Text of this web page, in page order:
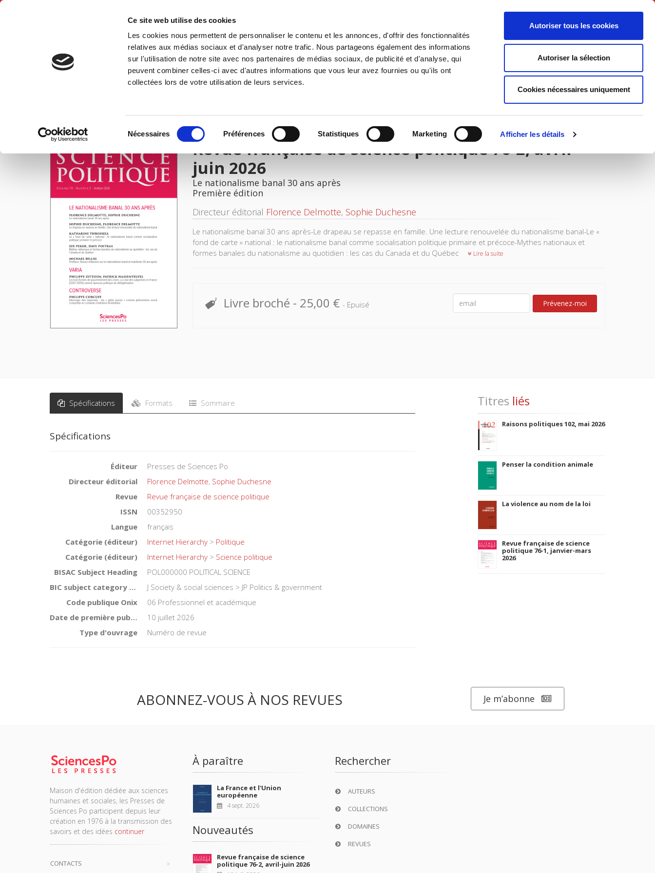
Ce site web utilise des cookies
Les cookies nous permettent de personnaliser le contenu et les annonces, d'offrir des fonctionnalités
relatives aux médias sociaux et d'analyser notre trafic. Nous partageons également des informations
sur l'utilisation de notre site avec nos partenaires de médias sociaux, de publicité et d'analyse, qui
peuvent combiner celles-ci avec d'autres informations que vous leur avez fournies ou qu'ils ont
collectées lors de votre utilisation de leurs services.
Nécessaires Préférences Statistiques Marketing Afficher les détails
Autoriser tous les cookies
Autoriser la sélection
Cookies nécessaires uniquement
Français
Accueil Environnement Histoire International Politique Société
Accueil Revue française de science politique 76-2, avril-juin 2026
Revue française de science politique 76-2, avril-
juin 2026
Le nationalisme banal 30 ans après
Première édition
Directeur éditorial Florence Delmotte, Sophie Duchesne
Le nationalisme banal 30 ans après-Le drapeau se repasse en famille. Une lecture renouvelée du nationalisme banal-Le «
fond de carte » national : le nationalisme banal comme socialisation politique primaire et précoce-Mythes nationaux et
formes banales du nationalisme au quotidien : les cas du Canada et du Québec
Lire la suite
Livre broché - 25,00 € - Epuisé Prévenez-moi
Spécifications Formats Sommaire
Spécifications
Éditeur
Presses de Sciences Po
Directeur éditorial
Florence Delmotte, Sophie Duchesne
Revue
Revue française de science politique
ISSN
00352950
Langue
français
Catégorie (éditeur)
Internet Hierarchy > Politique
Catégorie (éditeur)
Internet Hierarchy > Science politique
BISAC Subject Heading
POL000000 POLITICAL SCIENCE
BIC subject category (UK)
J Society & social sciences > JP Politics & government
Code publique Onix
06 Professionnel et académique
Date de première publication du titre
10 juillet 2026
Type d'ouvrage
Numéro de revue
Titres liés
Raisons politiques 102, mai 2026
Penser la condition animale
La violence au nom de la loi
Revue française de science
politique 76-1, janvier-mars
2026
ABONNEZ-VOUS À NOS REVUES Je m’abonne
Maison d'édition dédiée aux sciences
humaines et sociales, les Presses de
Sciences Po participent depuis leur
création en 1976 à la transmission des
savoirs et des idées continuer
CONTACTS
À paraître
La France et l'Union
européenne
4 sept. 2026
Nouveautés
Revue française de science
politique 76-2, avril-juin 2026
Rechercher
AUTEURS
COLLECTIONS
DOMAINES
REVUES